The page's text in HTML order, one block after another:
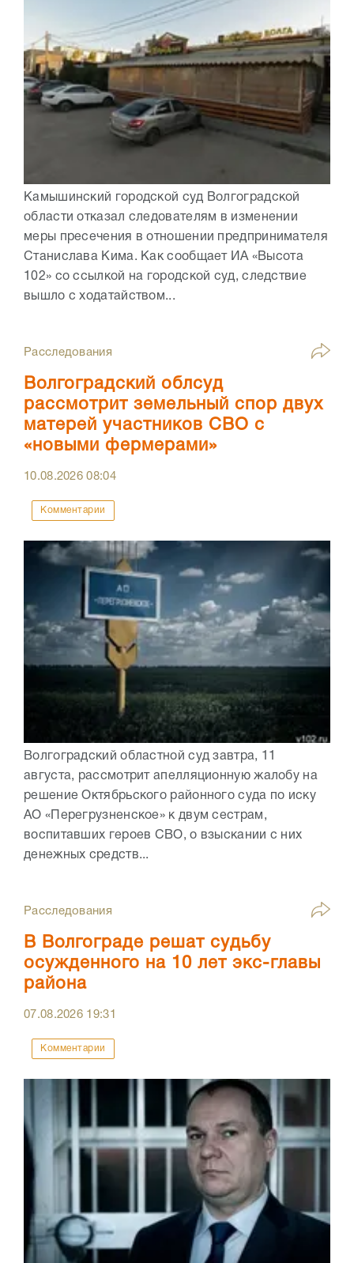
Камышинский городской суд Волгоградской
области отказал следователям в изменении
меры пресечения в отношении предпринимателя
Станислава Кима. Как сообщает ИА «Высота
102» со ссылкой на городской суд, следствие
вышло с ходатайством...
Расследования
Волгоградский облсуд
рассмотрит земельный спор двух
матерей участников СВО с
«новыми фермерами»
10.08.202608:04
Комментарии
Волгоградский областной суд завтра, 11
августа, рассмотрит апелляционную жалобу на
решение Октябрьского районного суда по иску
АО «Перегрузненское» к двум сестрам,
воспитавших героев СВО, о взыскании с них
денежных средств...
Расследования
В Волгограде решат судьбу
осужденного на 10 лет экс-главы
района
07.08.2026 19:31
Комментарии